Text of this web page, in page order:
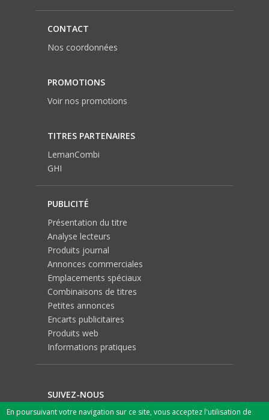
CONTACT
Nos coordonnées
PROMOTIONS
Voir nos promotions
TITRES PARTENAIRES
LemanCombi
GHI
PUBLICITÉ
Présentation du titre
Analyse lecteurs
Produits journal
Annonces commerciales
Emplacements spéciaux
Combinaisons de titres
Petites annonces
Encarts publicitaires
Produits web
Informations pratiques
SUIVEZ-NOUS
En poursuivant votre navigation sur ce site, vous acceptez l'utilisation de